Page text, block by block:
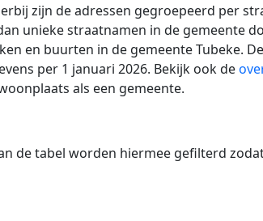
zijn de adressen gegroepeerd per
unieke straatnamen in de gemeente
en buurten in de gemeente Tubeke.
per 1 januari 2026. Bekijk ook de
als een gemeente.
de tabel worden hiermee gefilterd